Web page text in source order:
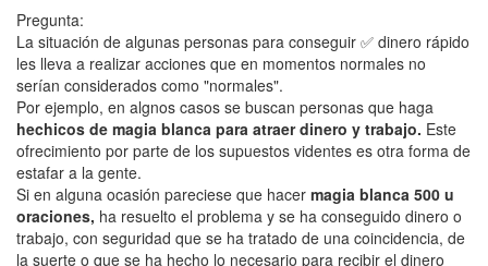
Pregunta:
La situación de algunas personas para conseguir ✅ dinero rápido
les lleva a realizar acciones que en momentos normales no
serían considerados como "normales".
Por ejemplo, en algnos casos se buscan personas que haga
hechicos de magia blanca para atraer dinero y trabajo. Este
ofrecimiento por parte de los supuestos videntes es otra forma de
estafar a la gente.
Si en alguna ocasión pareciese que hacer magia blanca 500 u
oraciones, ha resuelto el problema y se ha conseguido dinero o
trabajo, con seguridad que se ha tratado de una coincidencia, de
la suerte o que se ha hecho lo necesario para recibir el dinero